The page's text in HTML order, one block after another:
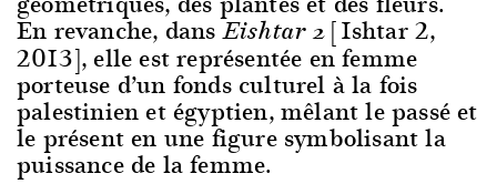
En revanche, dansEishtar 2[Ishtar 2,
2013], elle est représentée en femme
porteuse d’un fonds culturel à la fois
palestinien et égyptien, mêlant le passé et
le présent en une figure symbolisant la
puissance de la femme.